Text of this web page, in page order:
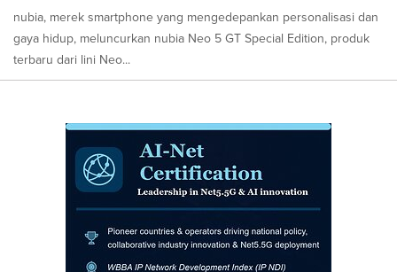
nubia, merek smartphone yang mengedepankan personalisasi dan
gaya hidup, meluncurkan nubia Neo 5 GT Special Edition, produk
terbaru dari lini Neo...